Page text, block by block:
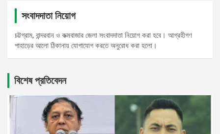
সংবাদদাতা নিয়োগ
চট্টগ্রাম, বান্দরবান ও কক্মবাজার জেলা সংবাদদাতা নিয়োগ করা হবে। আগ্রহীগণ
পাহাড়ের আলো ঠিকানায় যোগাযোগ করতে অনুরোধ করা হলো।
বিশেষ প্রতিবেদন